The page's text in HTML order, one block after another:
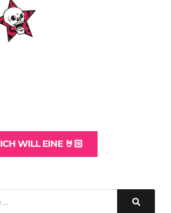
ICH WILL EINE 🤘🏻